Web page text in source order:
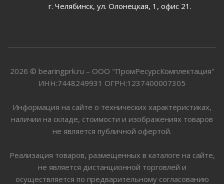
г. Челябинск, ул. Олонецкая, 1, офис 21.
2026 © bearingprk.ru – ООО "ПромРесурсКомплектация"
ИНН:7448249931 ОГРН:1237400007305
Информация на сайте о технических характеристиках,
наличии на складе, стоимости и изображениях товаров
не является публичной офертой.
Реализация товаров, размещенных в каталоге на сайте,
не является дистанционной торговлей и
осуществляется по предварительному согласованию